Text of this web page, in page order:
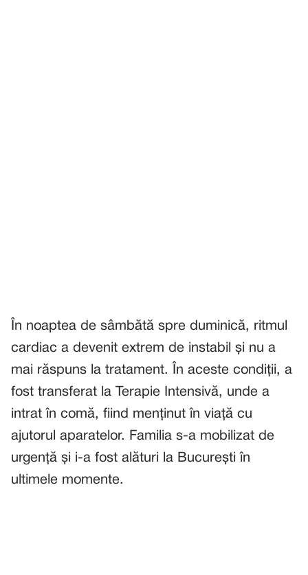
În noaptea de sâmbătă spre duminică, ritmul
cardiac a devenit extrem de instabil și nu a
mai răspuns la tratament. În aceste condiții, a
fost transferat la Terapie Intensivă, unde a
intrat în comă, fiind menținut în viață cu
ajutorul aparatelor. Familia s-a mobilizat de
urgență și i-a fost alături la București în
ultimele momente.